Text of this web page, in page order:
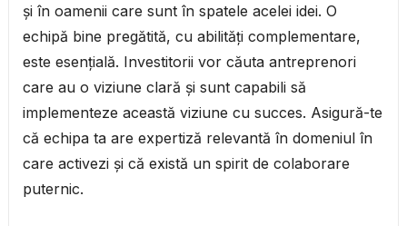
și în oamenii care sunt în spatele acelei idei. O
echipă bine pregătită, cu abilități complementare,
este esențială. Investitorii vor căuta antreprenori
care au o viziune clară și sunt capabili să
implementeze această viziune cu succes. Asigură-te
că echipa ta are expertiză relevantă în domeniul în
care activezi și că există un spirit de colaborare
puternic.